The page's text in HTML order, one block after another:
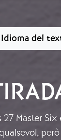
del
27 Master